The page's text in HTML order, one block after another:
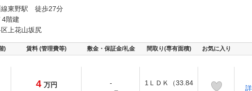
線東野駅 徒歩27分
4階建
上花山坂尻
) 賃料 (管理費等) 敷金・保証金/礼金 間取り(専有面積) お気に入り
4 万円
-
1ＬＤＫ（33.84